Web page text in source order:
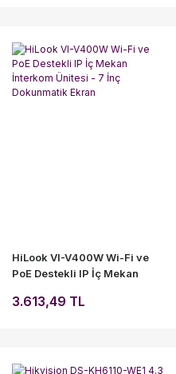
HiLook VI-V400W Wi-Fi ve
PoE Destekli IP İç Mekan
Dokunmatik Ekran
3.613,49 TL